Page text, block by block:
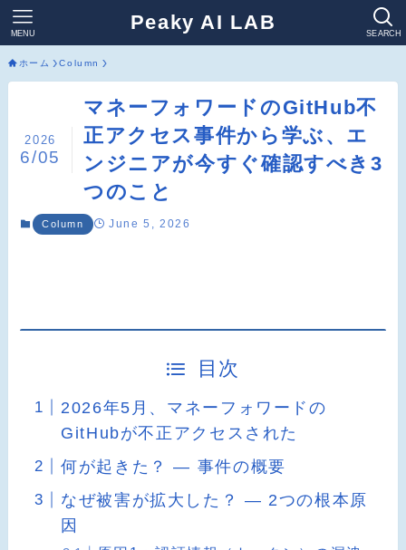
Peaky AI LAB SEARCH
MENU
ホーム Column
マネーフォワードのGitHub不
正アクセス事件から学ぶ、エ
ンジニアが今すぐ確認すべき3
つのこと
2026
6/05
Column June 5, 2026
目次
2026年5月、マネーフォワードの
GitHubが不正アクセスされた
何が起きた？ ― 事件の概要
なぜ被害が拡大した？ ― 2つの根本原
因